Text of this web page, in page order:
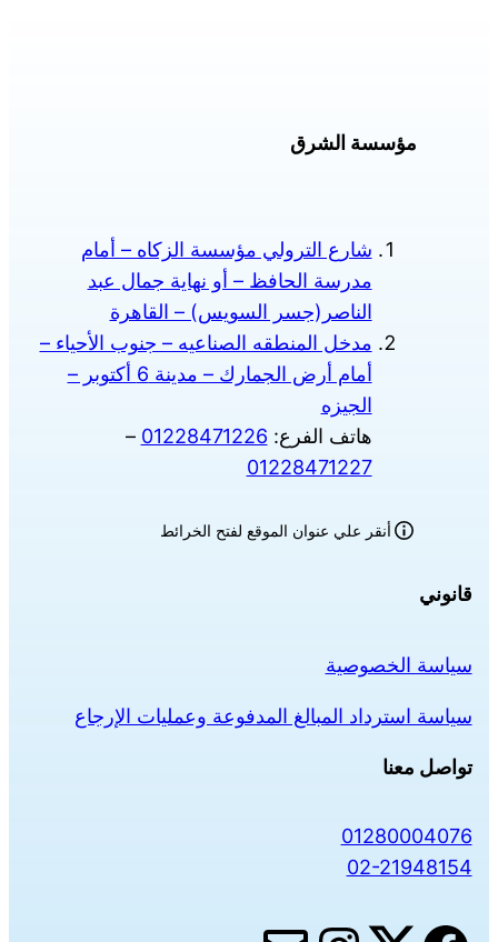
مؤسسة الشرق
شارع الترولي مؤسسة الزكاه – أمام
مدرسة الحافظ – أو نهاية جمال عبد
الناصر(جسر السويس) – القاهرة
مدخل المنطقه الصناعيه – جنوب الأحياء –
أمام أرض الجمارك – مدينة 6 أكتوبر –
الجيزه
هاتف الفرع: 01228471226
–
01228471227
أنقر علي عنوان الموقع لفتح الخرائط
قانوني
سياسة الخصوصية
سياسة استرداد المبالغ المدفوعة وعمليات الإرجاع
تواصل معنا
01280004076
02-21948154